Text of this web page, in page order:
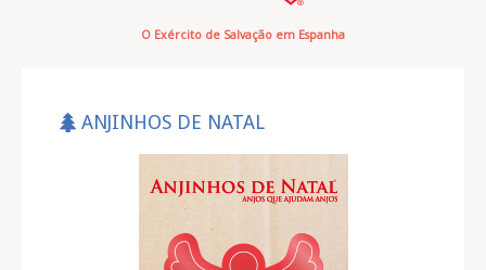
O Exército de Salvação em Espanha
ANJINHOS DE NATAL